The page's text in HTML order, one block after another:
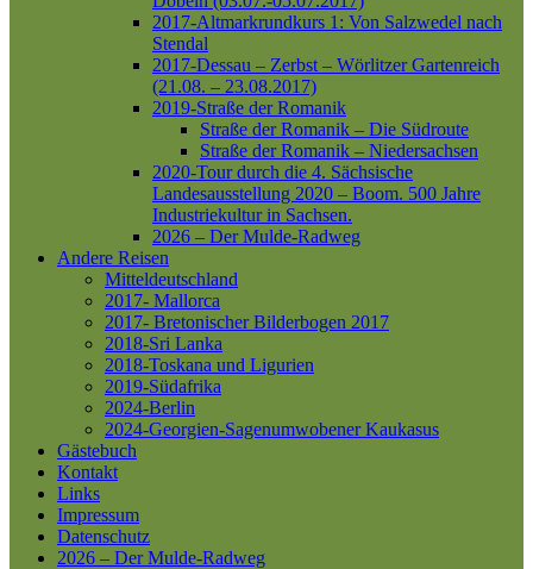
2017-Altmarkrundkurs 1: Von Salzwedel nach
Stendal
2017-Dessau – Zerbst – Wörlitzer Gartenreich
(21.08. – 23.08.2017)
2019-Straße der Romanik
Straße der Romanik – Die Südroute
Straße der Romanik – Niedersachsen
2020-Tour durch die 4. Sächsische
Landesausstellung 2020 – Boom. 500 Jahre
Industriekultur in Sachsen.
2026 – Der Mulde-Radweg
Andere Reisen
Mitteldeutschland
2017- Mallorca
2017- Bretonischer Bilderbogen 2017
2018-Sri Lanka
2018-Toskana und Ligurien
2019-Südafrika
2024-Berlin
2024-Georgien-Sagenumwobener Kaukasus
Gästebuch
Kontakt
Links
Impressum
Datenschutz
2026 – Der Mulde-Radweg